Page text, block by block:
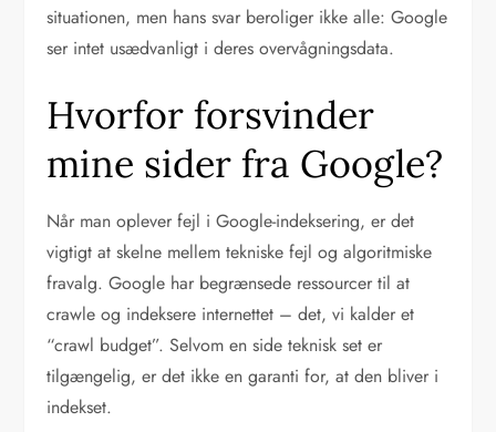
situationen, men hans svar beroliger ikke alle: Google
ser intet usædvanligt i deres overvågningsdata.
Hvorfor forsvinder
mine sider fra Google?
Når man oplever fejl i Google-indeksering, er det
vigtigt at skelne mellem tekniske fejl og algoritmiske
fravalg. Google har begrænsede ressourcer til at
crawle og indeksere internettet – det, vi kalder et
“crawl budget”. Selvom en side teknisk set er
tilgængelig, er det ikke en garanti for, at den bliver i
indekset.